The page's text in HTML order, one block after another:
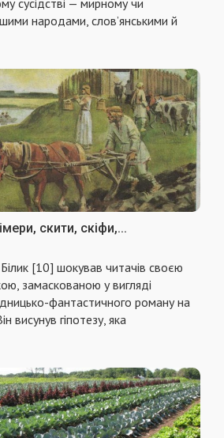
сусідстві — мирному чи
народами, слов’янськими й
скити, скіфи,...
[10] шокував читачів своєю
замаскованою у вигляді
фантастичного роману на
висунув гіпотезу, яка